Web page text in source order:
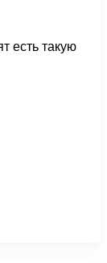
есть такую